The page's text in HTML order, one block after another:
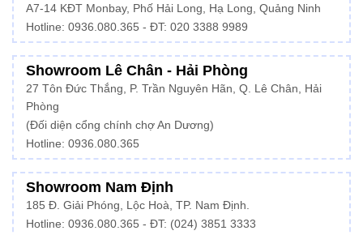
A7-14 KĐT Monbay, Phố Hải Long, Hạ Long, Quảng Ninh
Hotline: 0936.080.365 - ĐT: 020 3388 9989
Showroom Lê Chân - Hải Phòng
27 Tôn Đức Thắng, P. Trần Nguyên Hãn, Q. Lê Chân, Hải
Phòng
(Đối diện cổng chính chợ An Dương)
Hotline: 0936.080.365
Showroom Nam Định
185 Đ. Giải Phóng, Lộc Hoà, TP. Nam Định.
Hotline: 0936.080.365 - ĐT: (024) 3851 3333